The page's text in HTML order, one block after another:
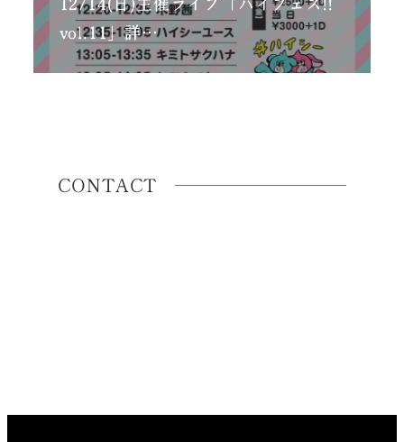
12/14(日)主催ライブ「ハイフェス!!
vol.11」詳…
CONTACT